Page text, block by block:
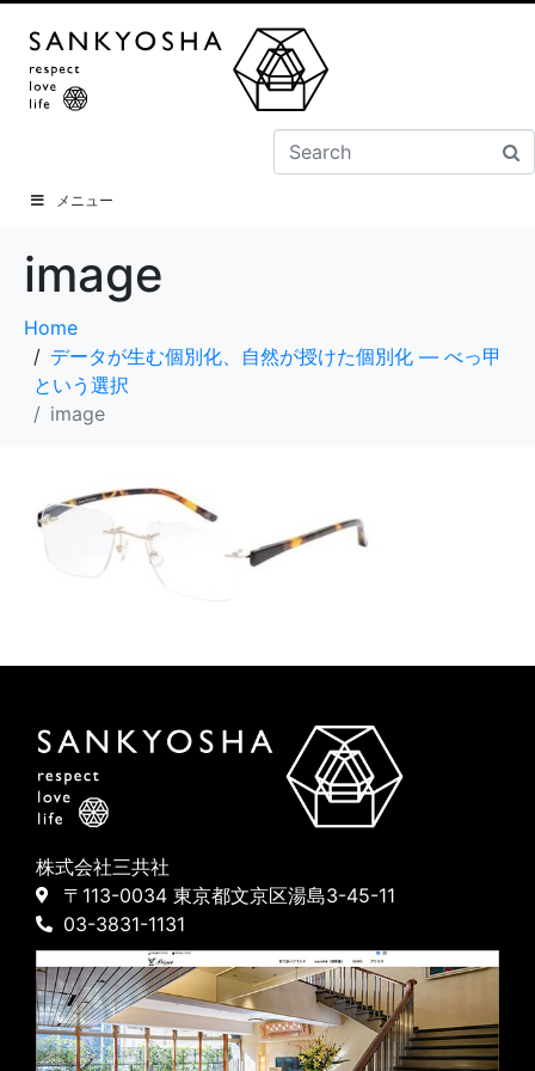
メニュー
image
Home
データが生む個別化、自然が授けた個別化 ― べっ甲
という選択
image
株式会社三共社
〒113-0034 東京都文京区湯島3-45-11
03-3831-1131